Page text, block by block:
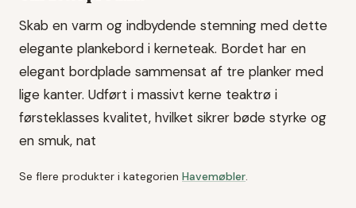
Skab en varm og indbydende stemning med dette
elegante plankebord i kerneteak. Bordet har en
elegant bordplade sammensat af tre planker med
lige kanter. Udført i massivt kerne teaktrø i
førsteklasses kvalitet, hvilket sikrer bøde styrke og
en smuk, nat
Se flere produkter i kategorien Havemøbler.